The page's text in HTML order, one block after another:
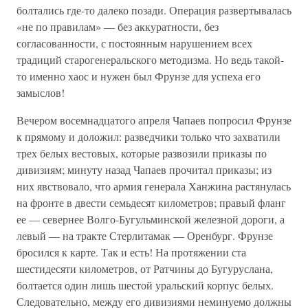
болтались где-то далеко позади. Операция развертывалась
«не по правилам» — без аккуратности, без
согласованности, с постоянным нарушением всех
традиций старогенеральского методизма. Но ведь такой-
то именно хаос и нужен был Фрунзе для успеха его
замыслов!
Вечером восемнадцатого апреля Чапаев попросил Фрунзе
к прямому и доложил: разведчики только что захватили
трех белых вестовых, которые развозили приказы по
дивизиям; минуту назад Чапаев прочитал приказы; из
них явствовало, что армия генерала Ханжина растянулась
на фронте в двести семьдесят километров; правый фланг
ее — севернее Волго-Бугульминской железной дороги, а
левый — на тракте Стерлитамак — Оренбург. Фрунзе
бросился к карте. Так и есть! На протяжении ста
шестидесяти километров, от Ратчины до Бугуруслана,
болтается один лишь шестой уральский корпус белых.
Следовательно, между его дивизиями неминуемо должны